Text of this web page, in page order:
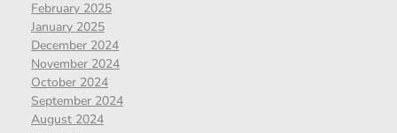
February 2025
January 2025
December 2024
November 2024
October 2024
September 2024
August 2024